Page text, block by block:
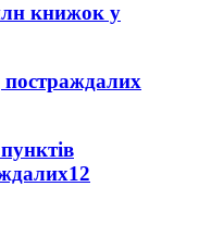
книжок у
12